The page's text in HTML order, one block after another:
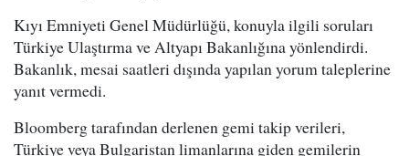
Kıyı Emniyeti Genel Müdürlüğü, konuyla ilgili soruları
Türkiye Ulaştırma ve Altyapı Bakanlığına yönlendirdi.
Bakanlık, mesai saatleri dışında yapılan yorum taleplerine
yanıt vermedi.
Bloomberg tarafından derlenen gemi takip verileri,
Türkiye veya Bulgaristan limanlarına giden gemilerin